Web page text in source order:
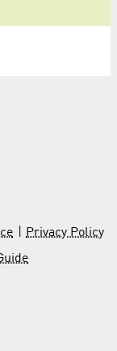
Privacy Policy